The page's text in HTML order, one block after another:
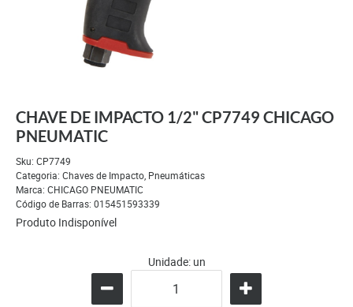
CHAVE DE IMPACTO 1/2" CP7749 CHICAGO
PNEUMATIC
Sku: CP7749
Categoria: Chaves de Impacto, Pneumáticas
Marca: CHICAGO PNEUMATIC
Código de Barras: 015451593339
Produto Indisponível
Unidade: un